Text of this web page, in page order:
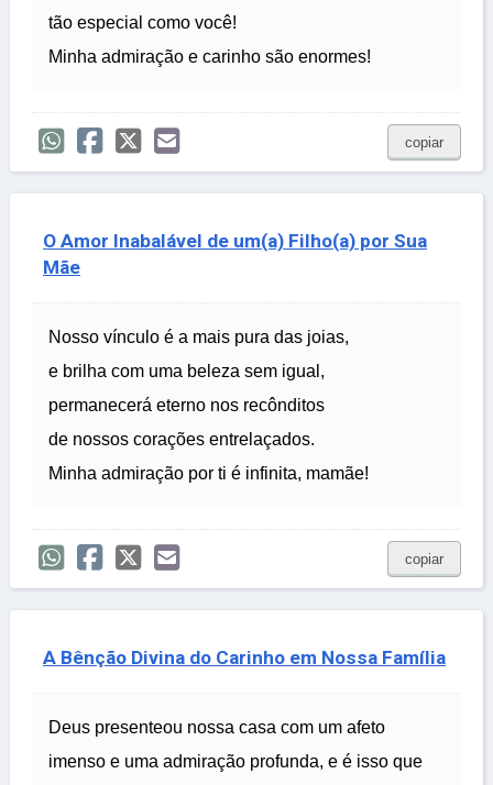
tão especial como você!
Minha admiração e carinho são enormes!
copiar
O Amor Inabalável de um(a) Filho(a) por Sua
Mãe
Nosso vínculo é a mais pura das joias,
e brilha com uma beleza sem igual,
permanecerá eterno nos recônditos
de nossos corações entrelaçados.
Minha admiração por ti é infinita, mamãe!
copiar
A Bênção Divina do Carinho em Nossa Família
Deus presenteou nossa casa com um afeto
imenso e uma admiração profunda, e é isso que